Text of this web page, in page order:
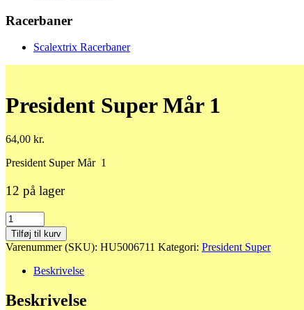
Racerbaner
Scalextrix Racerbaner
President Super Mår 1
64,00 kr.
President Super Mår 1
12 på lager
President
Super
Mår
1
antal
Tilføj til kurv
Varenummer (SKU): HU5006711 Kategori: President Super
Beskrivelse
Beskrivelse